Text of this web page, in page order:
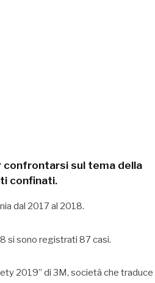
confrontarsi sul tema della
confinati.
dal 2017 al 2018.
si sono registrati 87 casi.
2019” di 3M, società che traduce